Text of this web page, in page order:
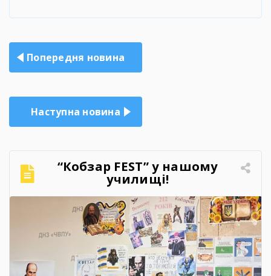
Навігація
записів
Попередня новина
Наступна новина
“Кобзар FEST” у нашому
училищі!